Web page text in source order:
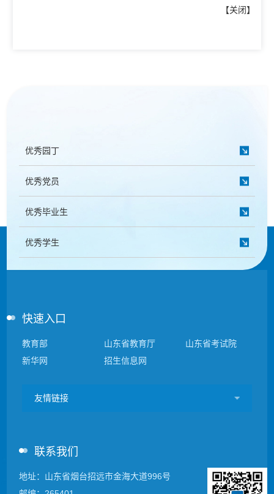
【关闭 】
优秀园丁
优秀党员
优秀毕业生
优秀学生
快速入口
教育部 山东省教育厅
山东省考试院
新华网
招生信息网
友情链接
联系我们
地址：山东省烟台招远市金海大道996号